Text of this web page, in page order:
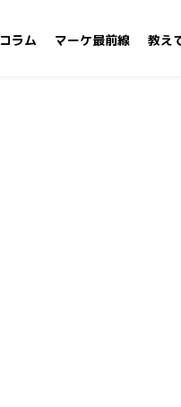
コラム マーケ最前線 教え